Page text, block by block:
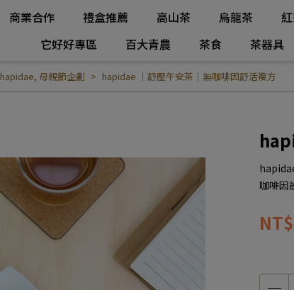
商業合作 禮盒推薦 高山茶 烏龍茶
它好好專區
百大青農 茶食 茶器具
hapidae, 母親節企劃 hapidae ｜舒壓午安茶｜無咖啡因舒活複方
咖啡因